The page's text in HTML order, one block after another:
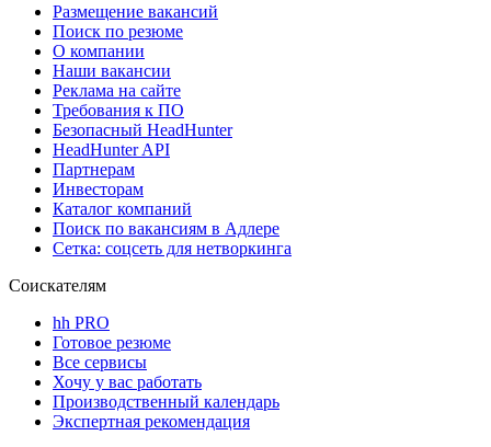
Размещение вакансий
Поиск по резюме
О компании
Наши вакансии
Реклама на сайте
Требования к ПО
Безопасный HeadHunter
HeadHunter API
Партнерам
Инвесторам
Каталог компаний
Поиск по вакансиям в Адлере
Сетка: соцсеть для нетворкинга
Соискателям
hh PRO
Готовое резюме
Все сервисы
Хочу у вас работать
Производственный календарь
Экспертная рекомендация